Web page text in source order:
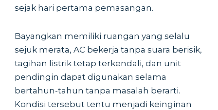
sejak hari pertama pemasangan.
Bayangkan memiliki ruangan yang selalu
sejuk merata, AC bekerja tanpa suara berisik,
tagihan listrik tetap terkendali, dan unit
pendingin dapat digunakan selama
bertahun-tahun tanpa masalah berarti.
Kondisi tersebut tentu menjadi keinginan